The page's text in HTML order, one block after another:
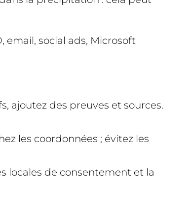
social ads, Microsoft
ajoutez des preuves et sources.
les coordonnées ; évitez les
locales de consentement et la